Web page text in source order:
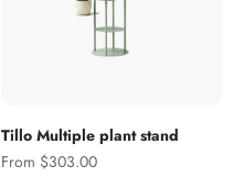
Tillo Multiple plant stand
Sale price
From $303.00